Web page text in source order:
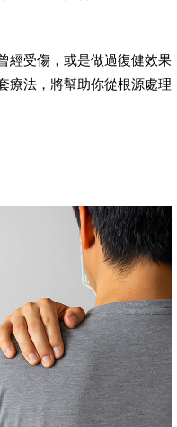
經受傷，或是做過復健效果
療法，將幫助你從根源處理